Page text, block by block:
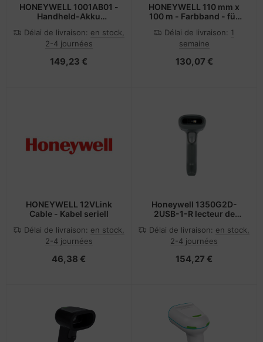
HONEYWELL 1001AB01 -
Handheld-Akku
Délai de livraison: en stock,
2-4 journées
149,23 €
HONEYWELL 110 mm x
100 m - Farbband - für
Délai de livraison: 1
semaine
130,07 €
HONEYWELL 12VLink
Cable - Kabel seriell
Délai de livraison: en stock,
2-4 journées
46,38 €
Honeywell 1350G2D-
2USB-1-R lecteur de
code barre portable
1D/2D LED Noir
Délai de livraison: en stock,
2-4 journées
154,27 €